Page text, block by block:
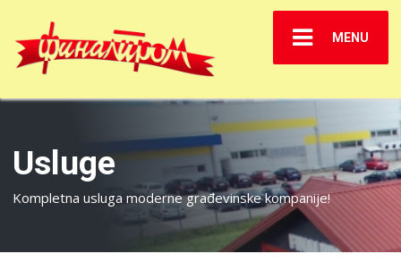
MENU
Usluge
Kompletna usluga moderne građevinske kompanije!